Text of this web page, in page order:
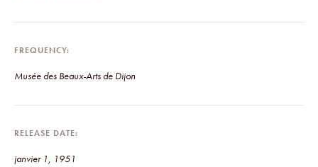
FREQUENCY
Musée des Beaux-Arts de Dijon
RELEASE DATE
janvier 1, 1951